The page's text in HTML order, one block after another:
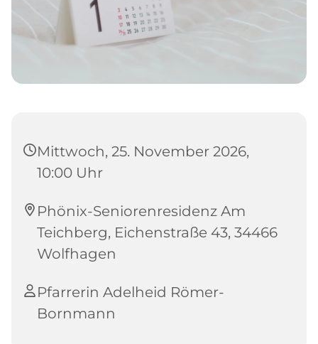
Mittwoch, 25. November 2026,
10:00 Uhr
Phönix-Seniorenresidenz Am
Teichberg, Eichenstraße 43, 34466
Wolfhagen
Pfarrerin Adelheid Römer-
Bornmann